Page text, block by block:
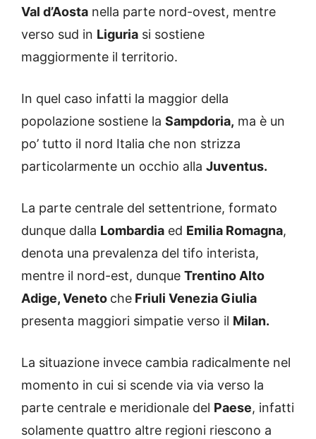
Val d’Aosta nella parte nord-ovest, mentre
verso sud in Liguria si sostiene
maggiormente il territorio.
In quel caso infatti la maggior della
popolazione sostiene la Sampdoria, ma è un
po’ tutto il nord Italia che non strizza
particolarmente un occhio alla Juventus.
La parte centrale del settentrione, formato
dunque dalla Lombardia ed Emilia Romagna,
denota una prevalenza del tifo interista,
mentre il nord-est, dunque Trentino Alto
Adige, Veneto che Friuli Venezia Giulia
presenta maggiori simpatie verso il Milan.
La situazione invece cambia radicalmente nel
momento in cui si scende via via verso la
parte centrale e meridionale del Paese, infatti
solamente quattro altre regioni riescono a